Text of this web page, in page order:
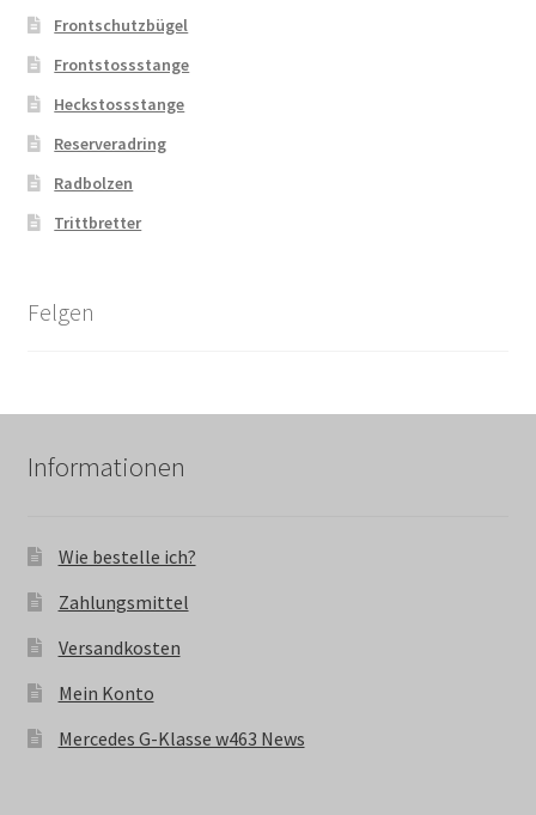
Frontschutzbügel
Frontstossstange
Heckstossstange
Reserveradring
Radbolzen
Trittbretter
Felgen
Informationen
Wie bestelle ich?
Zahlungsmittel
Versandkosten
Mein Konto
Mercedes G-Klasse w463 News